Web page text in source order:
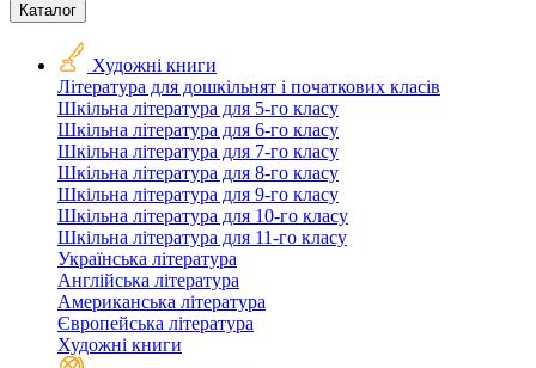
Каталог
Художні книги
Література для дошкільнят і початкових класів
Шкільна література для 5-го класу
Шкільна література для 6-го класу
Шкільна література для 7-го класу
Шкільна література для 8-го класу
Шкільна література для 9-го класу
Шкільна література для 10-го класу
Шкільна література для 11-го класу
Українська література
Англійська література
Американська література
Європейська література
Художні книги